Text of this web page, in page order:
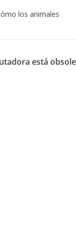
los animales
está